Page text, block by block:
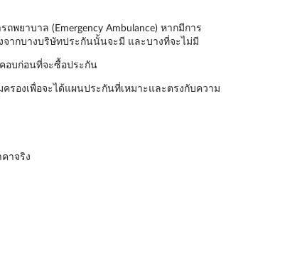
ยาบาล (Emergency Ambulance) หากมีการ
ากบางบริษัทประกันนั้นจะมี และบางที่จะไม่มี
อบก่อนที่จะซื้อประกัน
องเพื่อจะได้แผนประกันที่เหมาะและตรงกับความ
าจริง